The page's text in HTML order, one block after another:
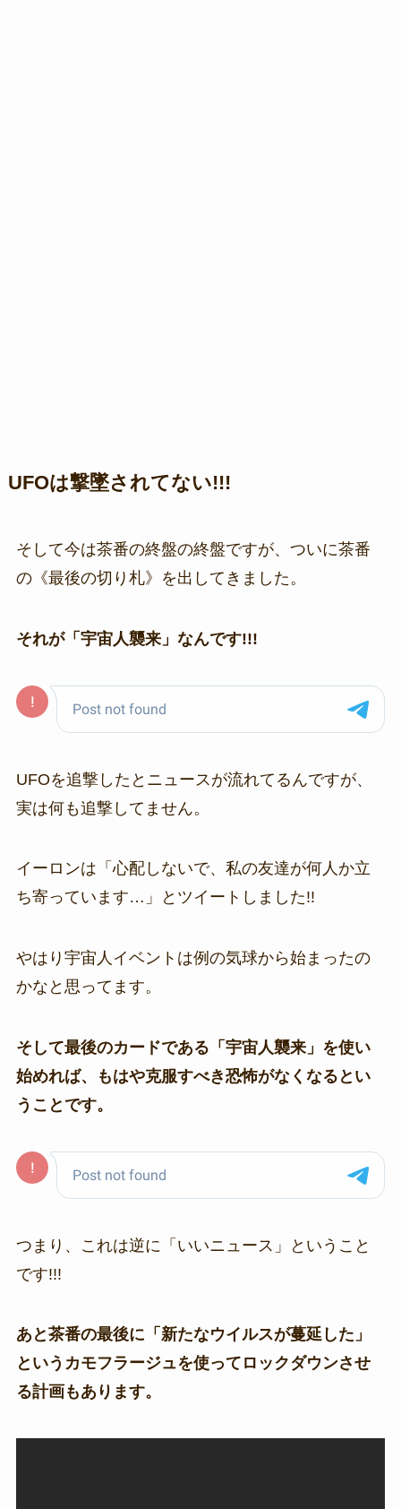
UFOは撃墜されてない!!!
そして今は茶番の終盤の終盤ですが、ついに茶番
の《最後の切り札》を出してきました。
それが「宇宙人襲来」なんです!!!
UFOを追撃したとニュースが流れてるんですが、
実は何も追撃してません。
イーロンは「心配しないで、私の友達が何人か立
ち寄っています…」とツイートしました!!
やはり宇宙人イベントは例の気球から始まったの
かなと思ってます。
そして最後のカードである「宇宙人襲来」を使い
始めれば、もはや克服すべき恐怖がなくなるとい
うことです。
つまり、これは逆に「いいニュース」ということ
です!!!
あと茶番の最後に「新たなウイルスが蔓延した」
というカモフラージュを使ってロックダウンさせ
る計画もあります。